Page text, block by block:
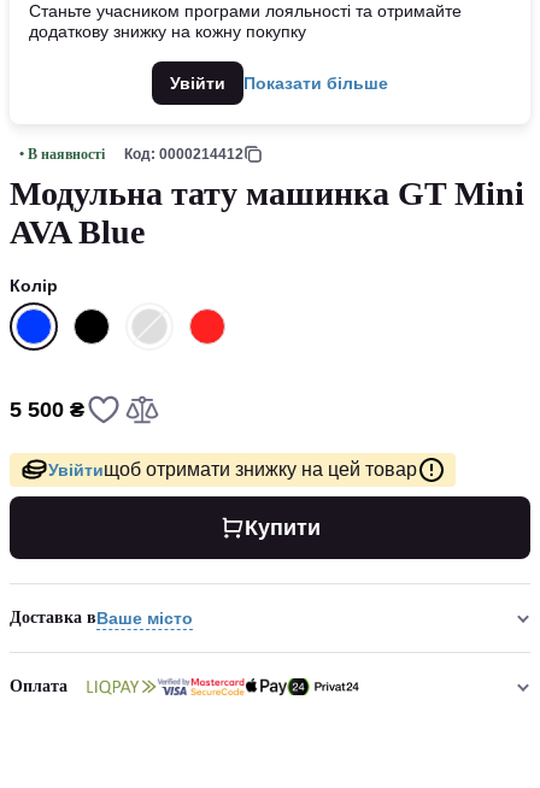
Станьте учасником програми лояльності та отримайте
додаткову знижку на кожну покупку
Увійти Показати більше
• В наявності Код: 0000214412
Модульна тату машинка GT Mini
AVA Blue
Колір
5 500 ₴
Увійтищоб отримати знижку на цей товар
Купити
Доставка вВаше місто
Оплата